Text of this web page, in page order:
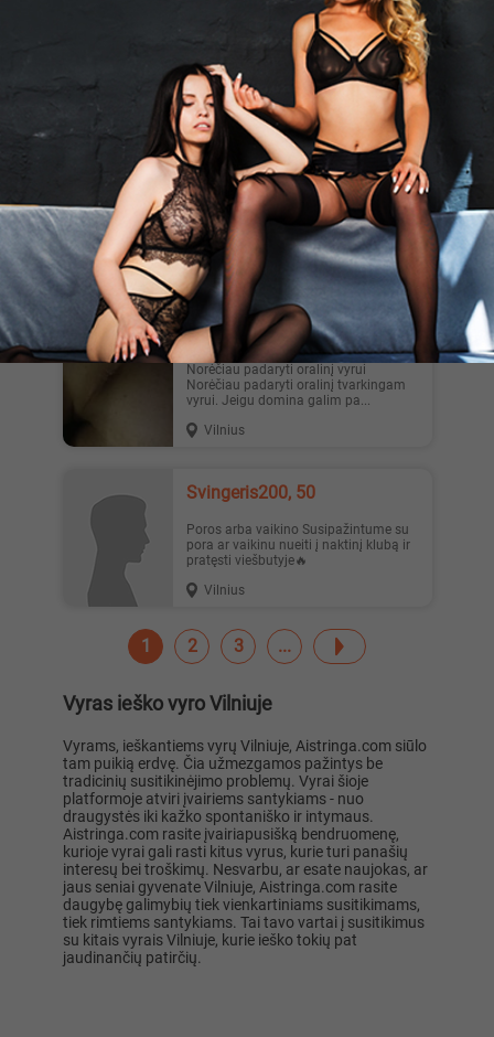
GloryHole2, 26
ilgalaikiai pažinčiai. Jei esi vedęs,
būtinas konfidencialu...
Vilnius
Svingeris200, 50
Masažas Pasikviestume vaikiną
masažuotoją moters masažui su
laiminga pabaiga🔥
Vilnius
Pasyvusvaikinas, 27
Norėčiau padaryti oralinį vyrui
Norėčiau padaryti oralinį tvarkingam
vyrui. Jeigu domina galim pa...
Vilnius
Svingeris200, 50
Poros arba vaikino Susipažintume su
pora ar vaikinu nueiti į naktinį klubą ir
pratęsti viešbutyje🔥
Vilnius
1 2 3
Vyras ieško vyro Vilniuje
Vyrams, ieškantiems vyrų Vilniuje, Aistringa.com siūlo
tam puikią erdvę. Čia užmezgamos pažintys be
tradicinių susitikinėjimo problemų. Vyrai šioje
platformoje atviri įvairiems santykiams - nuo
draugystės iki kažko spontaniško ir intymaus.
Aistringa.com rasite įvairiapusišką bendruomenę,
kurioje vyrai gali rasti kitus vyrus, kurie turi panašių
interesų bei troškimų. Nesvarbu, ar esate naujokas, ar
jaus seniai gyvenate Vilniuje, Aistringa.com rasite
daugybę galimybių tiek vienkartiniams susitikimams,
tiek rimtiems santykiams. Tai tavo vartai į susitikimus
su kitais vyrais Vilniuje, kurie ieško tokių pat
jaudinančių patirčių.